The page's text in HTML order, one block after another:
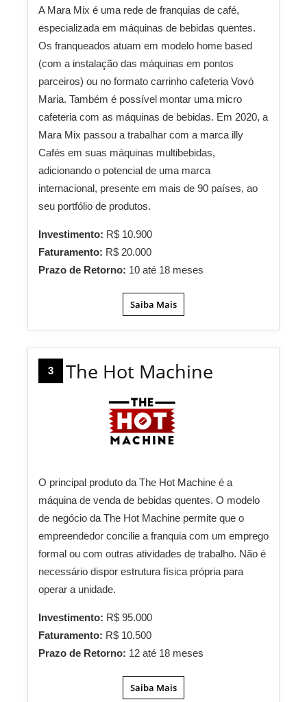
A Mara Mix é uma rede de franquias de café,
especializada em máquinas de bebidas quentes.
Os franqueados atuam em modelo home based
(com a instalação das máquinas em pontos
parceiros) ou no formato carrinho cafeteria Vovó
Maria. Também é possível montar uma micro
cafeteria com as máquinas de bebidas. Em 2020, a
Mara Mix passou a trabalhar com a marca illy
Cafés em suas máquinas multibebidas,
adicionando o potencial de uma marca
internacional, presente em mais de 90 países, ao
seu portfólio de produtos.
Investimento: R$ 10.900
Faturamento: R$ 20.000
Prazo de Retorno: 10 até 18 meses
Saiba Mais
3 The Hot Machine
O principal produto da The Hot Machine é a
máquina de venda de bebidas quentes. O modelo
de negócio da The Hot Machine permite que o
empreendedor concilie a franquia com um emprego
formal ou com outras atividades de trabalho. Não é
necessário dispor estrutura física própria para
operar a unidade.
Investimento: R$ 95.000
Faturamento: R$ 10.500
Prazo de Retorno: 12 até 18 meses
Saiba Mais